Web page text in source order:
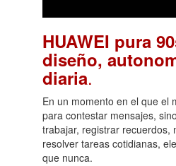
HUAWEI pura
diseño,
diaria.
En un momento en el que el
para contestar mensajes,
trabajar, registrar recuerdos,
resolver tareas cotidianas,
que nunca.